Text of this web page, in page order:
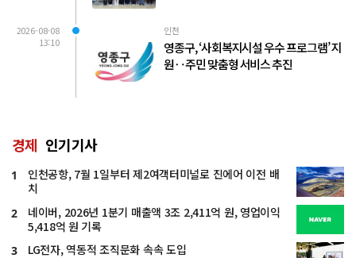
2026-08-08
13:10
인천
영종구, ‘사회복지시설 우수 프로그램’ 지
원‥주민 맞춤형 서비스 추진
경제 인기기사
1
인천공항, 7월 1일부터 제2여객터미널로 진에어 이전 배
치
2
네이버, 2026년 1분기 매출액 3조 2,411억 원, 영업이익
5,418억 원 기록
3 LG전자, 역동적 조직문화 속속 도입